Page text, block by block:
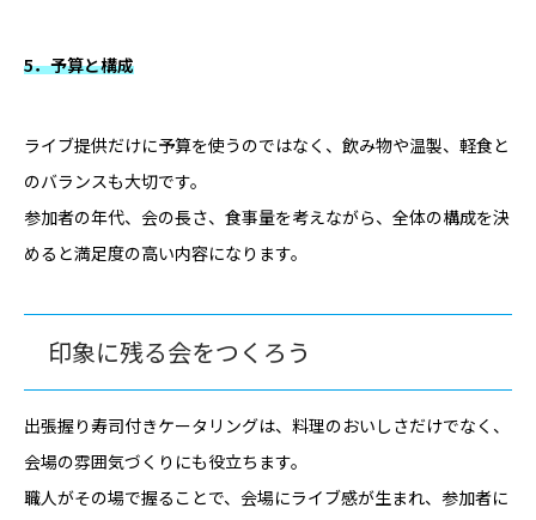
5．予算と構成
ライブ提供だけに予算を使うのではなく、飲み物や温製、軽食と
のバランスも大切です。
参加者の年代、会の長さ、食事量を考えながら、全体の構成を決
めると満足度の高い内容になります。
印象に残る会をつくろう
出張握り寿司付きケータリングは、料理のおいしさだけでなく、
会場の雰囲気づくりにも役立ちます。
職人がその場で握ることで、会場にライブ感が生まれ、参加者に